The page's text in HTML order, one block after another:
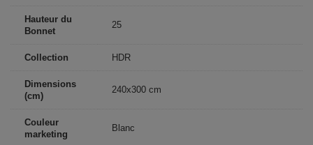
Hauteur du
Bonnet
25
Collection HDR
Dimensions
(cm)
240x300 cm
Couleur
marketing
Blanc